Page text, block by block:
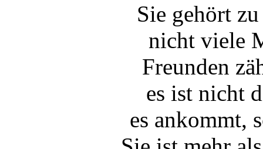
Sie gehört
nicht viele
Freunden
es ist nicht
es ankommt,